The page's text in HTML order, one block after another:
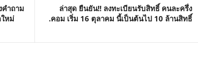
ำถาม
หม่
ล่าสุด ยืนยัน!! ลงทะเบียนรับสิทธิ์ คนละครึ่ง
.คอม เริ่ม 16 ตุลาคม นี้เป็นต้นไป 10 ล้านสิทธิ์